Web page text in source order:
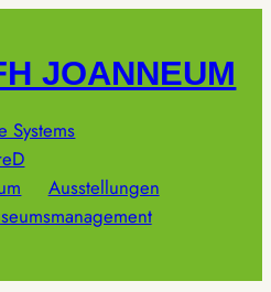
JOANNEUM
Systems
Ausstellungen